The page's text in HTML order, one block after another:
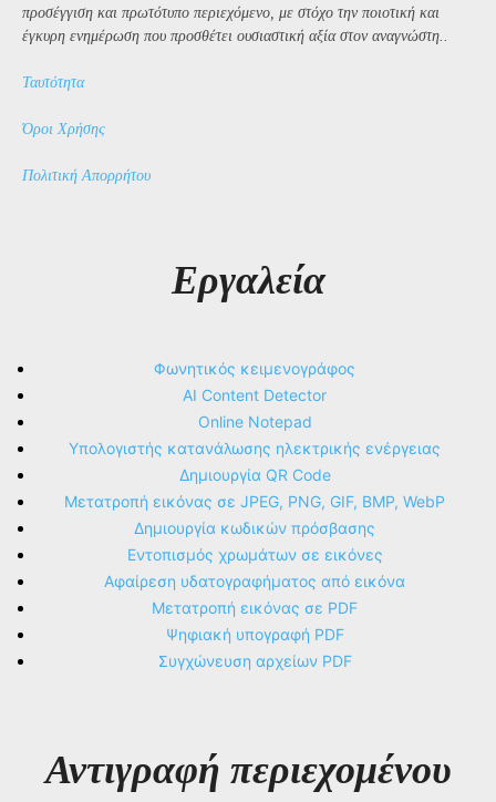
προσέγγιση και πρωτότυπο περιεχόμενο, με στόχο την ποιοτική και
έγκυρη ενημέρωση που προσθέτει ουσιαστική αξία στον αναγνώστη..
Ταυτότητα
Όροι Χρήσης
Πολιτική Απορρήτου
Εργαλεία
Φωνητικός κειμενογράφος
AI Content Detector
Online Notepad
Υπολογιστής κατανάλωσης ηλεκτρικής ενέργειας
Δημιουργία QR Code
Μετατροπή εικόνας σε JPEG, PNG, GIF, BMP, WebP
Δημιουργία κωδικών πρόσβασης
Εντοπισμός χρωμάτων σε εικόνες
Αφαίρεση υδατογραφήματος από εικόνα
Μετατροπή εικόνας σε PDF
Ψηφιακή υπογραφή PDF
Συγχώνευση αρχείων PDF
Αντιγραφή περιεχομένου